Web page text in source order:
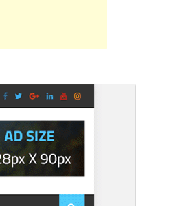
11 jūnijs, 2023